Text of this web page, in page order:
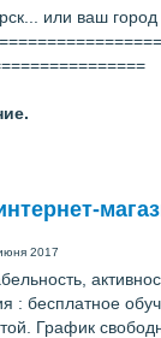
или ваш
2017
: бесплатное
График